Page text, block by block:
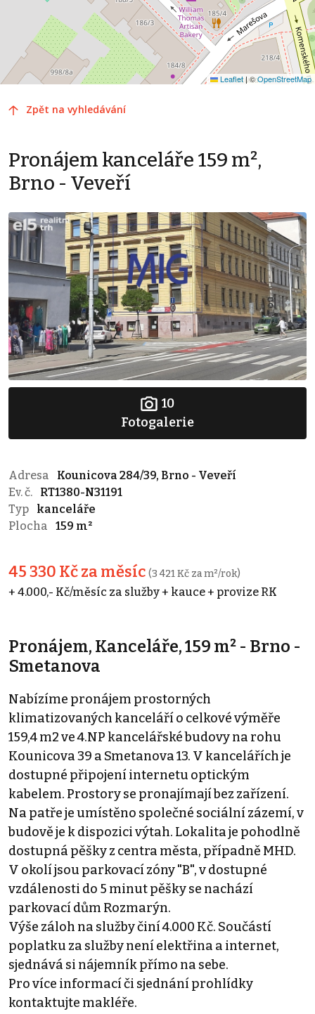
Leaflet|©OpenStreetMap
Zpět na vyhledávání
Pronájem kanceláře 159 m²,
Brno - Veveří
10
Fotogalerie
Adresa
Kounicova 284/39, Brno - Veveří
Ev. č.
RT1380-N31191
Typ
kanceláře
Plocha
159 m²
45 330 Kč za měsíc (3 421 Kč za m²/rok)
+ 4.000,- Kč/měsíc za služby + kauce + provize RK
Pronájem, Kanceláře, 159 m² - Brno -
Smetanova
Nabízíme pronájem prostorných
klimatizovaných kanceláří o celkové výměře
159,4 m2 ve 4.NP kancelářské budovy na rohu
Kounicova 39 a Smetanova 13. V kancelářích je
dostupné připojení internetu optickým
kabelem. Prostory se pronajímají bez zařízení.
Na patře je umístěno společné sociální zázemí, v
budově je k dispozici výtah. Lokalita je pohodlně
dostupná pěšky z centra města, případně MHD.
V okolí jsou parkovací zóny "B", v dostupné
vzdálenosti do 5 minut pěšky se nachází
parkovací dům Rozmarýn.
Výše záloh na služby činí 4.000 Kč. Součástí
poplatku za služby není elektřina a internet,
sjednává si nájemník přímo na sebe.
Pro více informací či sjednání prohlídky
kontaktujte makléře.